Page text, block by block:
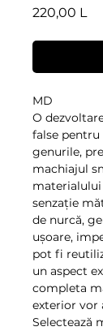
220,00 L
MD
O
false
genurile,
machiajul
senzație
de nurcă,
ușoare,
pot fi
un aspect
completa
exterior vor
Selectează